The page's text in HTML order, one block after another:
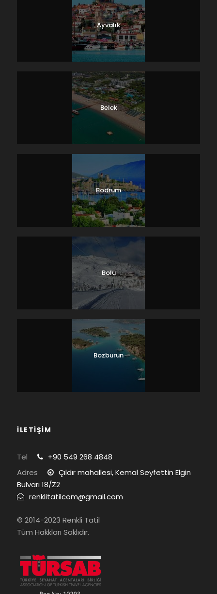
Ayvalık
Belek
Bodrum
Bolu
Bozburun
İLETİŞİM
Tel
+90 549 268 4848
Adres
Çıldır mahallesi, Kemal Seyfettin Elgin
Bulvarı 18/Z2
renklitatilcom@gmail.com
© 2014-2023 Renkli Tatil
Tüm Hakkları Saklıdır.